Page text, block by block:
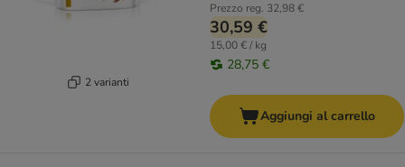
2 varianti
Prezzo reg. 32,98 €
30,59 €
15,00 € / kg
28,75 €
Aggiungi al carrello